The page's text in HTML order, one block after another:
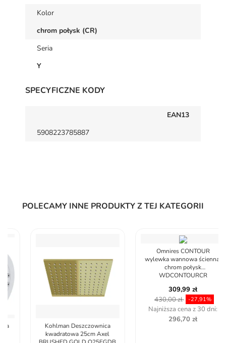
Kolor
chrom połysk (CR)
Seria
Y
SPECYFICZNE KODY
EAN13
5908223785887
POLECAMY INNE PRODUKTY Z TEJ KATEGORII
Kohlman Deszczownica
kwadratowa 25cm Axel
Omnires CONTOUR
wylewka wannowa ścienna,
chrom połysk
WDCONTOURCR
309,99 zł
430,00 zł -27,91%
Najniższa cena z 30 dni:
296,70 zł